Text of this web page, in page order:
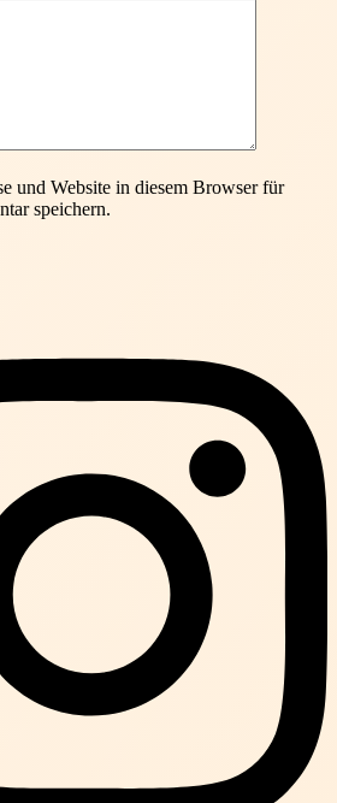
und Website in diesem Browser für
speichern.